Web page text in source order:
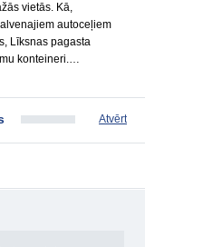
vietās. Kā,
autoceļiem
Līksnas pagasta
konteineri.…
Atvērt